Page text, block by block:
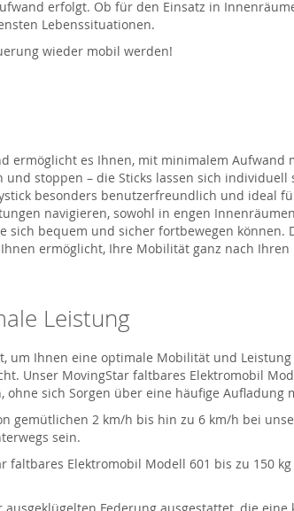
erfolgt. Ob für den Einsatz in
Lebenssituationen.
wieder mobil werden!
ermöglicht es Ihnen, mit minimalem Aufwand
und stoppen – die Sticks lassen sich
besonders benutzerfreundlich und ideal
navigieren, sowohl in engen
sich bequem und sicher fortbewegen
ermöglicht, Ihre Mobilität ganz nach
Leistung
Ihnen eine optimale Mobilität und
Unser MovingStar faltbares Elektromobil
, ohne sich Sorgen über eine häufige Aufladung
gemütlichen 2 km/h bis hin zu 6 km/h bei
sein.
faltbares Elektromobil Modell 601 bis zu 150 kg